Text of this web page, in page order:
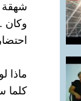
شهقة
وكان
ماذا
كلما